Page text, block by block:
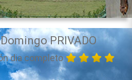
PRIVADO
dia completo